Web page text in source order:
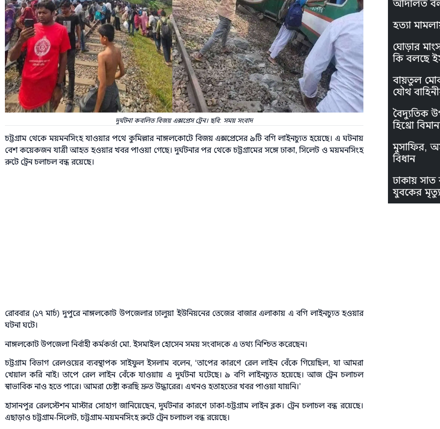
দুর্ঘটনা কবলিত বিজয় এক্সপ্রেস ট্রেন। ছবি: সময় সংবাদ
চট্টগ্রাম থেকে ময়মনসিংহ যাওয়ার পথে কুমিল্লার নাঙ্গলকোটে বিজয় এক্সপ্রেসের ৯টি বগি লাইনচ্যুত হয়েছে। এ ঘটনায়
বেশ কয়েকজন যাত্রী আহত হওয়ার খবর পাওয়া গেছে। দুর্ঘটনার পর থেকে চট্টগ্রামের সঙ্গে ঢাকা, সিলেট ও ময়মনসিংহ
রুটে ট্রেন চলাচল বন্ধ রয়েছে।
রোববার (১৭ মার্চ) দুপুরে নাঙ্গলকোট উপজেলার ঢালুয়া ইউনিয়নের তেজের বাজার এলাকায় এ বগি লাইনচ্যুত হওয়ার
ঘটনা ঘটে।
নাঙ্গলকোট উপজেলা নির্বাহী কর্মকর্তা মো. ইসমাইল হোসেন সময় সংবাদকে এ তথ্য নিশ্চিত করেছেন।
চট্টগ্রাম বিভাগ রেলওয়ের ব্যবস্থাপক সাইফুল ইসলাম বলেন, ‘তাপের কারণে রেল লাইন বেঁকে গিয়েছিল, যা আমরা
খেয়াল করি নাই। তাপে রেল লাইন বেঁকে যাওয়ায় এ দুর্ঘটনা ঘটেছে। ৯ বগি লাইনচ্যুত হয়েছে। আজ ট্রেন চলাচল
স্বাভাবিক নাও হতে পারে। আমরা চেষ্টা করছি দ্রুত উদ্ধারের। এখনও হতাহতের খবর পাওয়া যায়নি।’
হাসানপুর রেলস্টেশন মাস্টার সোহাগ জানিয়েছেন, দুর্ঘটনার কারণে ঢাকা-চট্টগ্রাম লাইন ব্লক। ট্রেন চলাচল বন্ধ রয়েছে।
এছাড়াও চট্টগ্রাম-সিলেট, চট্টগ্রাম-ময়মনসিংহ রুটে ট্রেন চলাচল বন্ধ রয়েছে।
আদালত
হত্যা
ঘোড়ার
কি বলছে
বায়তুল
যৌথ
বৈদ্যুতিক
হিথ্রো
মুসাফির,
বিধান
ঢাকায় সাত
যুবকের